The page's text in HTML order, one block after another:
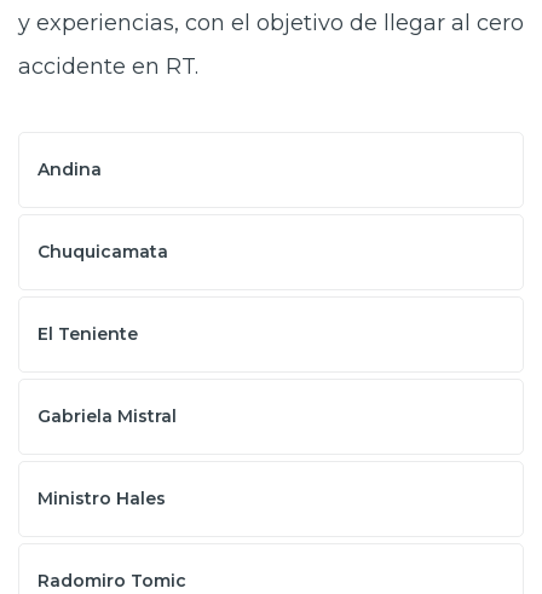
y experiencias, con el objetivo de llegar al cero
accidente en RT.
Andina
Chuquicamata
El Teniente
Gabriela Mistral
Ministro Hales
Radomiro Tomic